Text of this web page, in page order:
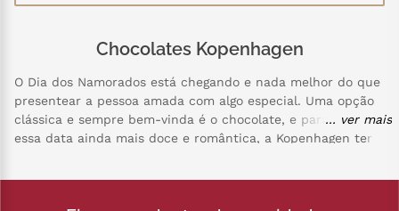
Chocolates Kopenhagen
O Dia dos Namorados está chegando e nada melhor do que
presentear a pessoa amada com algo especial. Uma opção
clássica e sempre bem-vinda é o chocolate, e para tornar
essa data ainda mais doce e romântica, a Kopenhagen tem
Os chocolates da Kopenhagen são reconhecidos pela
... ver mais